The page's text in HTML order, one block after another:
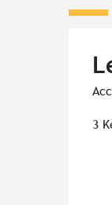
3